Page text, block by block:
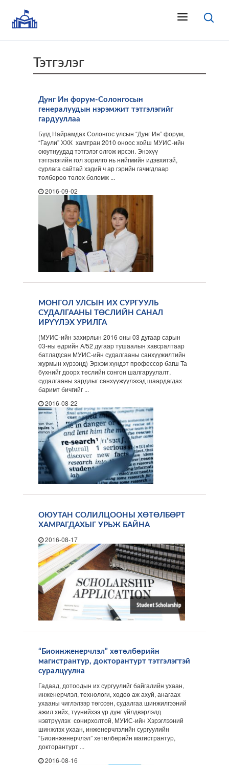
Тэтгэлэг
Дунг Ин форум-Солонгосын
генералуудын нэрэмжит тэтгэлэгийг
гардууллаа
Бүгд Найрамдах Солонгос улсын “Дунг Ин” форум,
“Гаули” ХХК хамтран 2010 оноос хойш МУИС-ийн
оюутнуудад тэтгэлэг олгож ирсэн. Энэхүү
тэтгэлэгийн гол зорилго нь нийгмийн идэвхитэй,
сурлага сайтай хэдий ч ар гэрийн гачигдлаар
төлбөрөө төлөх боломж ...
2016-09-02
МОНГОЛ УЛСЫН ИХ СУРГУУЛЬ
СУДАЛГААНЫ ТӨСЛИЙН САНАЛ
ИРҮҮЛЭХ УРИЛГА
(МУИС-ийн захирлын 2016 оны 03 дугаар сарын
03-ны өдрийн А/52 дугаар тушаалын хавсралтаар
батлагдсан МУИС-ийн судалгааны санхүүжилтийн
журмын хүрээнд) Эрхэм хүндэт профессор багш Та
бүхнийг доорх төслийн сонгон шалгаруулалт,
судалгааны зардлыг санхүүжүүлэхэд шаардагдах
баримт бичгийг ...
2016-08-22
ОЮУТАН СОЛИЛЦООНЫ ХӨТӨЛБӨРТ
ХАМРАГДАХЫГ УРЬЖ БАЙНА
2016-08-17
“Биоинженерчлэл” хөтөлбөрийн
магистрантур, докторантурт тэтгэлэгтэй
суралцуулна
Гадаад, дотоодын их сургуулийг байгалийн ухаан,
инженерчлэл, технологи, хөдөө аж ахуй, анагаах
ухааны чиглэлээр төгссөн, судалгаа шинжилгээний
ажил хийх, түүнийхээ үр дүнг үйлдвэрлэлд
нэвтрүүлэх сонирхолтой, МУИС-ийн Хэрэглээний
шинжлэх ухаан, инженерчлэлийн сургуулийн
“Биоинженерчлэл” хөтөлбөрийн магистрантур,
докторантурт ...
2016-08-16